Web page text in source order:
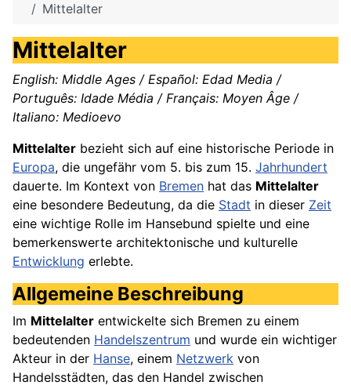
Mittelalter
Mittelalter
English: Middle Ages / Español: Edad Media /
Português: Idade Média / Français: Moyen Âge /
Italiano: Medioevo
Mittelalter bezieht sich auf eine historische Periode in
Europa, die ungefähr vom 5. bis zum 15. Jahrhundert
dauerte. Im Kontext von Bremen hat das Mittelalter
eine besondere Bedeutung, da die Stadt in dieser Zeit
eine wichtige Rolle im Hansebund spielte und eine
bemerkenswerte architektonische und kulturelle
Entwicklung erlebte.
Allgemeine Beschreibung
Im Mittelalter entwickelte sich Bremen zu einem
bedeutenden Handelszentrum und wurde ein wichtiger
Akteur in der Hanse, einem Netzwerk von
Handelsstädten, das den Handel zwischen